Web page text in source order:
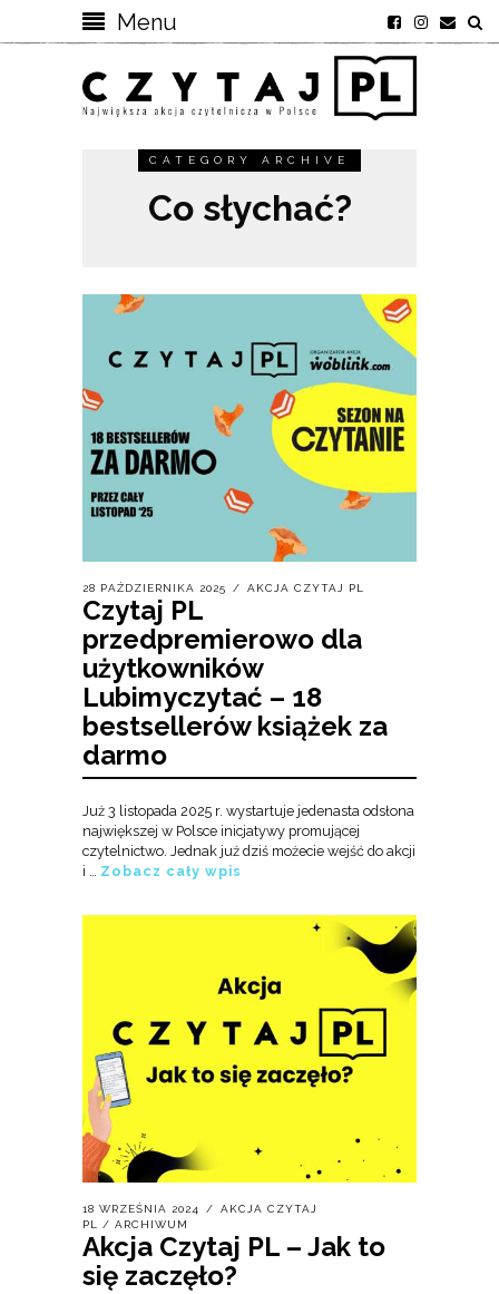
Menu
CATEGORY ARCHIVE
Co słychać?
28 PAŹDZIERNIKA 2025 AKCJA CZYTAJ PL
Czytaj PL
przedpremierowo dla
użytkowników
Lubimyczytać – 18
bestsellerów książek za
darmo
Już 3 listopada 2025 r. wystartuje jedenasta odsłona
największej w Polsce inicjatywy promującej
czytelnictwo. Jednak już dziś możecie wejść do akcji
i … Zobacz cały wpis
18 WRZEŚNIA 2024
AKCJA CZYTAJ
PL
/ ARCHIWUM
Akcja Czytaj PL – Jak to
się zaczęło?